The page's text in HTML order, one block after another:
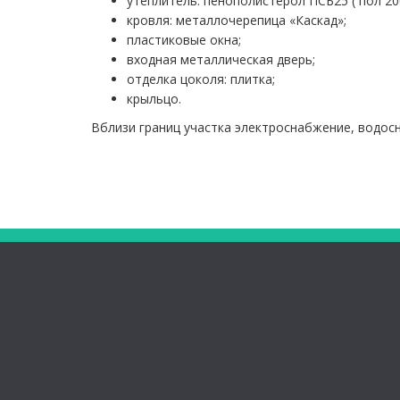
кровля: металлочерепица «Каскад»;
пластиковые окна;
входная металлическая дверь;
отделка цоколя: плитка;
крыльцо.
Вблизи границ участка электроснабжение,